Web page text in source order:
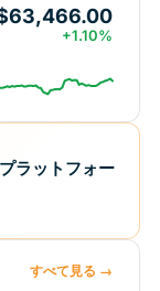
+1.10%
ラットフォー
すべて見る →